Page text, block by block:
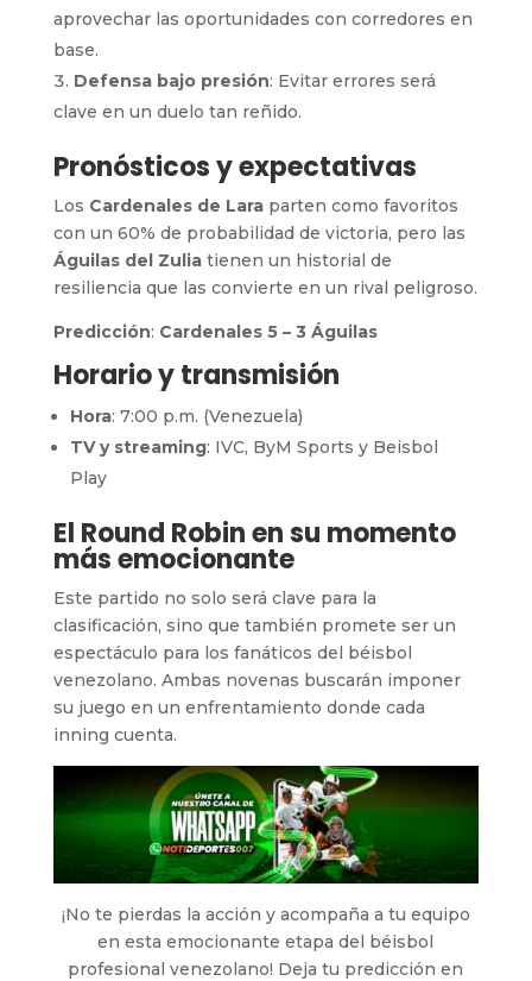
aprovechar las oportunidades con corredores en
base.
Defensa bajo presión: Evitar errores será
clave en un duelo tan reñido.
Pronósticos y expectativas
Los Cardenales de Laraparten como favoritos
con un 60% de probabilidad de victoria, pero las
Águilas del Zuliatienen un historial de
resiliencia que las convierte en un rival peligroso.
Predicción: Cardenales 5 – 3 Águilas
Horario y transmisión
Hora: 7:00 p.m. (Venezuela)
TV y streaming: IVC, ByM Sports y Beisbol
Play
El Round Robin en su momento
más emocionante
Este partido no solo será clave para la
clasificación, sino que también promete ser un
espectáculo para los fanáticos del béisbol
venezolano. Ambas novenas buscarán imponer
su juego en un enfrentamiento donde cada
inning cuenta.
¡No te pierdas la acción y acompaña a tu equipo
en esta emocionante etapa del béisbol
profesional venezolano! Deja tu predicción en